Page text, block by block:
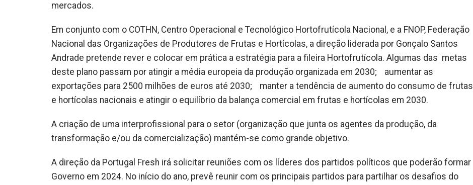
mercados.
Em conjunto com o COTHN, Centro Operacional e Tecnológico Hortofrutícola Nacional, e a FNOP, Federação
Nacional das Organizações de Produtores de Frutas e Hortícolas, a direção liderada por Gonçalo Santos
Andrade pretende rever e colocar em prática a estratégia para a fileira Hortofrutícola. Algumas das metas
deste plano passam por atingir a média europeia da produção organizada em 2030; aumentar as
exportações para 2500 milhões de euros até 2030; manter a tendência de aumento do consumo de frutas
e hortícolas nacionais e atingir o equilíbrio da balança comercial em frutas e hortícolas em 2030.
A criação de uma interprofissional para o setor (organização que junta os agentes da produção, da
transformação e/ou da comercialização) mantém-se como grande objetivo.
A direção da Portugal Fresh irá solicitar reuniões com os líderes dos partidos políticos que poderão formar
Governo em 2024. No início do ano, prevê reunir com os principais partidos para partilhar os desafios do